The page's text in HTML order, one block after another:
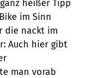
heißer Tipp
im Sinn
die nackt im
Auch hier gibt
man vorab